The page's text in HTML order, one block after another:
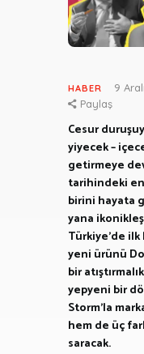
HABER 9
Paylaş
Cesur
yiyecek –
getirmeye
tarihindeki
birini hayata
yana
Türkiye’de
yeni ürünü
bir
yepyeni bir
Storm’la
hem de üç
saracak.